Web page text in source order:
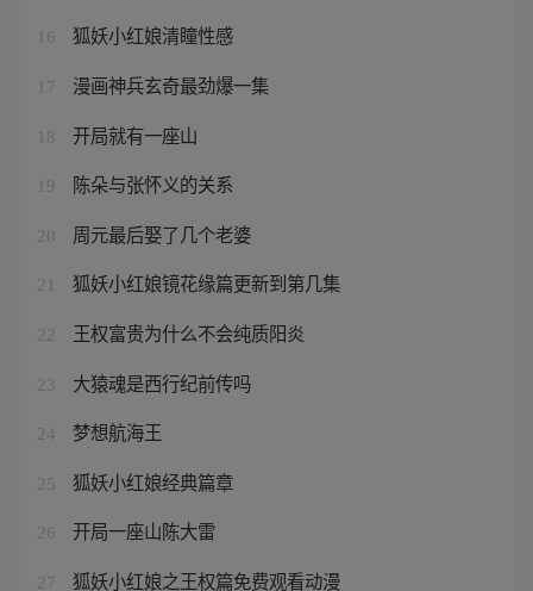
16 狐妖小红娘清瞳性感
17 漫画神兵玄奇最劲爆一集
18 开局就有一座山
19 陈朵与张怀义的关系
20 周元最后娶了几个老婆
21 狐妖小红娘镜花缘篇更新到第几集
22 王权富贵为什么不会纯质阳炎
23 大猿魂是西行纪前传吗
24 梦想航海王
25 狐妖小红娘经典篇章
26 开局一座山陈大雷
27 狐妖小红娘之王权篇免费观看动漫